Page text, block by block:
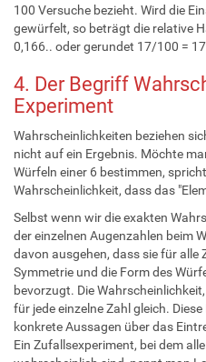
100 Versuche bezieht. Wird die
gewürfelt, so beträgt die relative
0,166.. oder gerundet 17/100 =
4. Der Begriff
Experiment
Wahrscheinlichkeiten beziehen
nicht auf ein Ergebnis. Möchte
Würfeln einer 6 bestimmen,
Wahrscheinlichkeit, dass das
Selbst wenn wir die exakten
der einzelnen Augenzahlen beim
davon ausgehen, dass sie für alle
Symmetrie und die Form des
bevorzugt. Die
für jede einzelne Zahl gleich.
konkrete Aussagen über das
Ein Zufallsexperiment, bei dem